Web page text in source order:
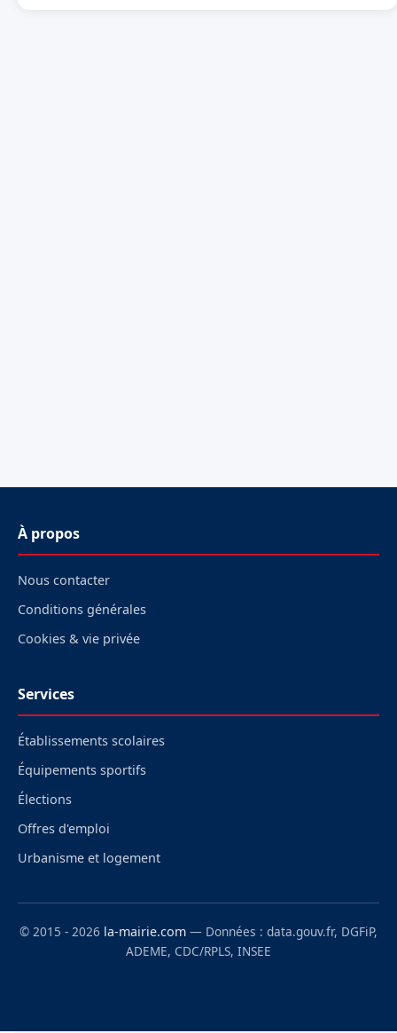
À propos
Nous contacter
Conditions générales
Cookies & vie privée
Services
Établissements scolaires
Équipements sportifs
Élections
Offres d'emploi
Urbanisme et logement
© 2015 - 2026 la-mairie.com — Données : data.gouv.fr, DGFiP,
ADEME, CDC/RPLS, INSEE